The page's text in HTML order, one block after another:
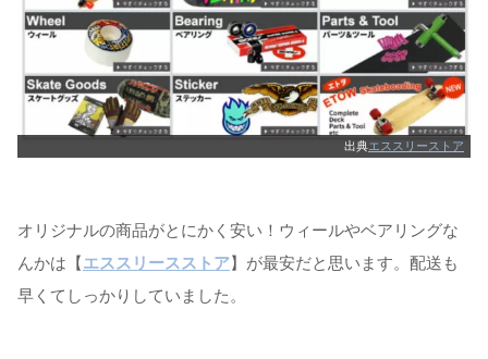
出典エススリーストア
オリジナルの商品がとにかく安い！ウィールやベアリングな
んかは【エススリースストア】が最安だと思います。配送も
早くてしっかりしていました。